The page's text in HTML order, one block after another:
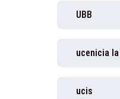
UBB
ucenicia
ucis